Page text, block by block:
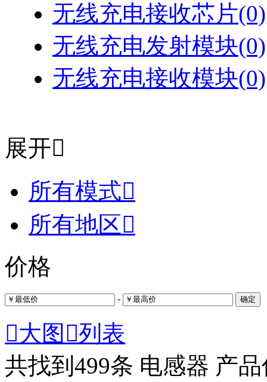
无线充电接收芯片(0)
无线充电发射模块(0)
无线充电接收模块(0)
展开
所有模式
所有地区
价格
- 确定
大图 列表
共找到 499条 电感器 产